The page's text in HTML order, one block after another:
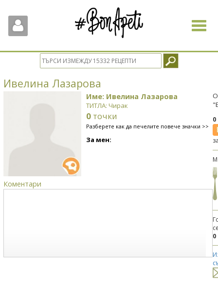
Toggle
Ивелина Лазарова
Име: Ивелина Лазарова
ТИТЛА: Чирак
0 точки
Разберете как да печелите повече значки >>
За мен:
Коментари
0